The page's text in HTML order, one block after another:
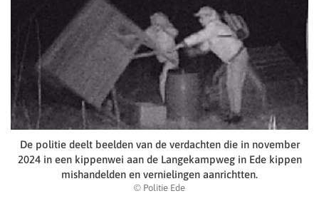
De politie deelt beelden van de verdachten die in november
2024 in een kippenwei aan de Langekampweg in Ede kippen
mishandelden en vernielingen aanrichtten.
© Politie Ede